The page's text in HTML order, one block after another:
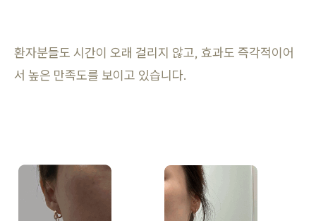
환자분들도 시간이 오래 걸리지 않고, 효과도 즉각적이어
서 높은 만족도를 보이고 있습니다.